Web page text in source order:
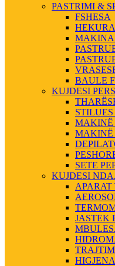
PASTRIMI &
FSHESA
HEKURA
MAKINA
BAULE
KUJDESI
MAKINË
MAKINË
SETE
KUJDESI
APARAT
JASTEK